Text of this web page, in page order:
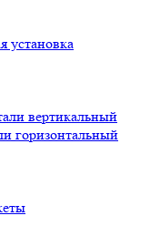
установка
вертикальный
горизонтальный